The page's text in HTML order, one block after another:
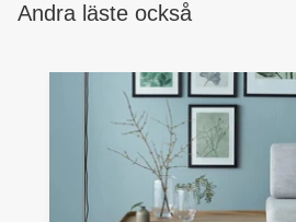
Andra läste också